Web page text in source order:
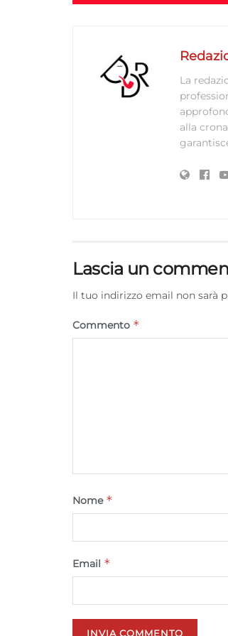
La
alla
Lascia un
Il tuo indirizzo email non sarà
Commento *
Nome *
Email *